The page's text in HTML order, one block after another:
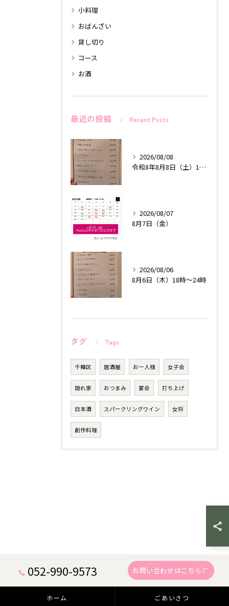
小料理
おばんざい
貸し切り
コース
お酒
最近の投稿 Recent Posts
2026/08/08
令和8年8月8日（土）18時〜24時
2026/08/07
8月7日（金）
2026/08/06
8月6日（木）18時〜24時
タグ Tags
千種区 居酒屋 お一人様 女子会
隠れ家 おつまみ 宴会 打ち上げ
日本酒 スパークリングワイン 女将
創作料理
052-990-9573 お問い合わせはこちら
ホーム ごあいさつ